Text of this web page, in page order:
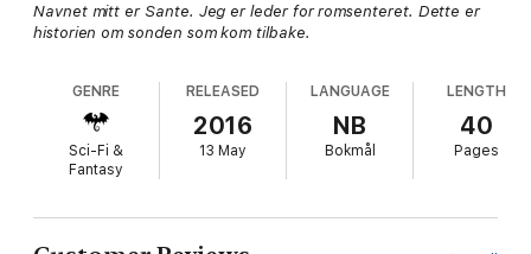
Navnet mitt er Sante. Jeg er leder for romsenteret. Dette er
historien om sonden som kom tilbake.
GENRE
Sci-Fi &
Fantasy
RELEASED
2016
13 May
LANGUAGE
NB
Bokmål
LENGTH
40
Pages